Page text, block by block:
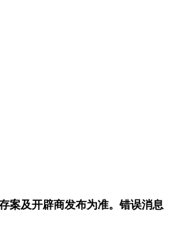
案及开辟商发布为准。错误消息